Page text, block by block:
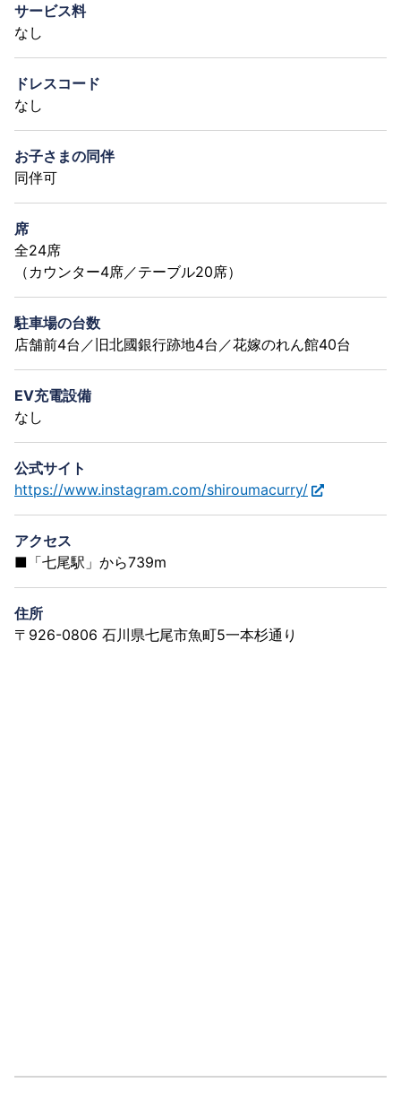
サービス料
なし
ドレスコード
なし
お子さまの同伴
同伴可
席
全24席
（カウンター4席／テーブル20席）
駐車場の台数
店舗前4台／旧北國銀行跡地4台／花嫁のれん館40台
EV充電設備
なし
公式サイト
https://www.instagram.com/shiroumacurry/
アクセス
■「七尾駅」から739m
住所
〒926-0806 石川県七尾市魚町5一本杉通り